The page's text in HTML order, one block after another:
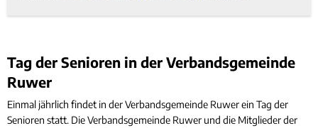
Tag der Senioren in der Verbandsgemeinde
Ruwer
Einmal jährlich findet in der Verbandsgemeinde Ruwer ein Tag der
Senioren statt. Die Verbandsgemeinde Ruwer und die Mitglieder der